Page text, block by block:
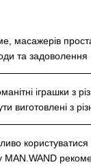
масажерів
та задоволення
іграшки з
виготовлені з
користуватися